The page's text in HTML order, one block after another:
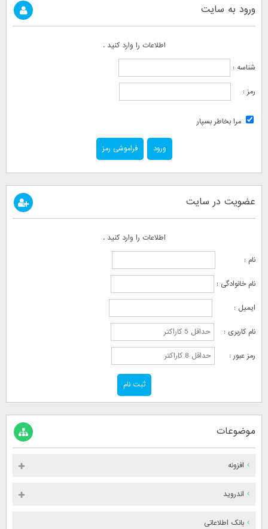
ورود به سایت
اطلاعات را وارد کنید .
شناسه :
رمز :
مرا بخاطر بسپار
فراموشی رمز
عضویت در سایت
اطلاعات را وارد کنید .
نام :
نام خانوادگی :
ایمیل :
نام کاربری :
رمز عبور :
موضوعات
افزونه
اندروید
بانک اطلاعاتی